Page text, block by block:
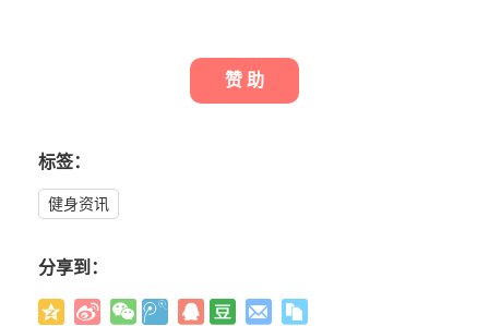
赞 助
标签：
健身资讯
分享到：